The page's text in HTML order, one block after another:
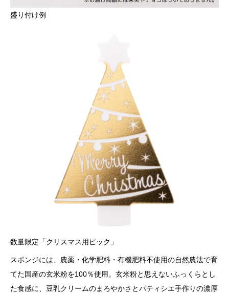
盛り付け例
数量限定「クリスマス用ピック」
スポンジには、農薬・化学肥料・有機肥料不使用の自然農法で育
てた国産の玄米粉を100％使用。玄米粉と思えないふっくらとし
た食感に、豆乳クリームのまろやかさとパティシエ手作りの濃厚